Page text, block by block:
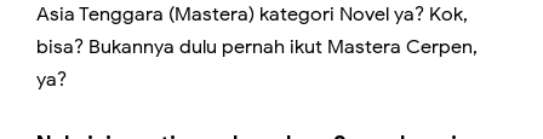
Asia Tenggara (Mastera) kategori Novel ya? Kok,
bisa? Bukannya dulu pernah ikut Mastera Cerpen,
ya?